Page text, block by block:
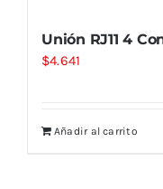
Unión RJ11 4
$4.641
Añadir al carrito